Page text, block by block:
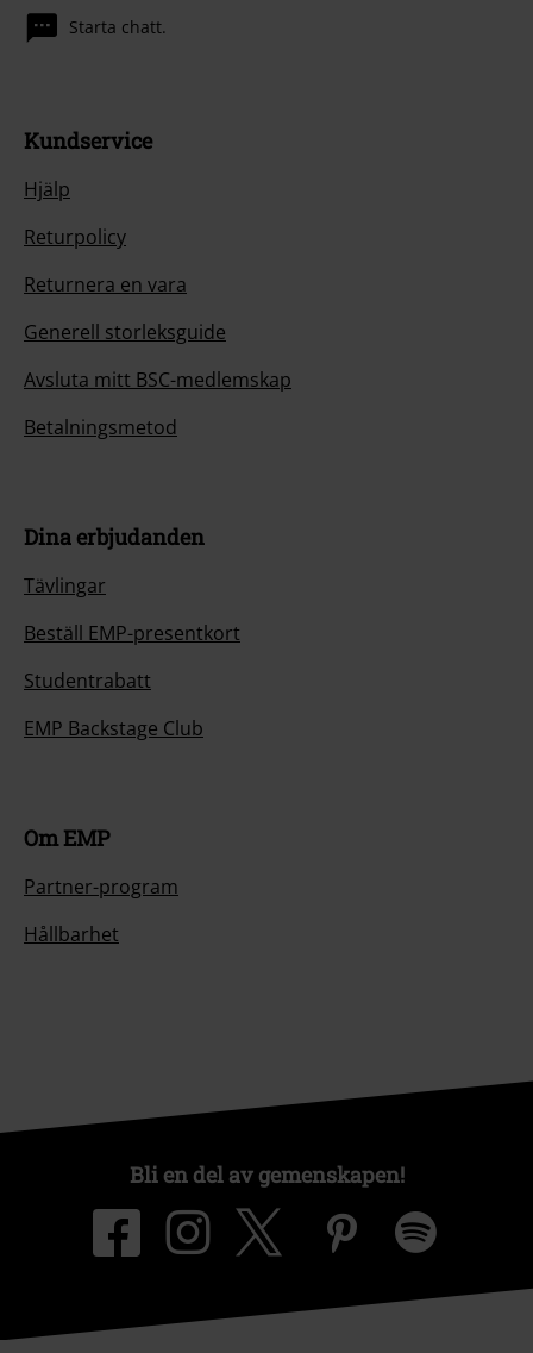
Starta chatt.
Kundservice
Hjälp
Returpolicy
Returnera en vara
Generell storleksguide
Avsluta mitt BSC-medlemskap
Betalningsmetod
Dina erbjudanden
Tävlingar
Beställ EMP-presentkort
Studentrabatt
EMP Backstage Club
Om EMP
Partner-program
Hållbarhet
Bli en del av gemenskapen!